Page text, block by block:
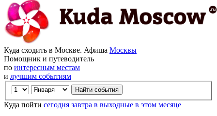
Куда сходить в Москве. Афиша Москвы
Помощник и путеводитель
по интересным местам
и лучшим событиям
Куда пойти сегодня завтра в выходные в этом месяце